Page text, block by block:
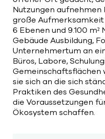
Nutzungen
große Aufmerksamkeit
6 Ebenen und 9.100
Gebäude Ausbildung,
Unternehmertum an
Büros, Labore,
Gemeinschaftsflächen
sie sich an die sich
Praktiken des
die Voraussetzungen
Ökosystem schaffen.